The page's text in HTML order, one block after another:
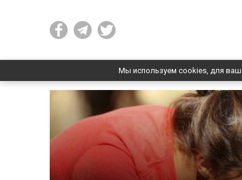
Мы используем cookies, для